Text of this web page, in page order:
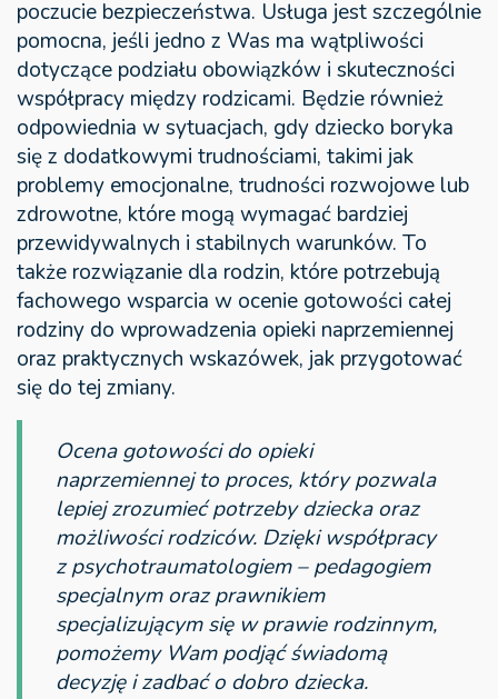
poczucie bezpieczeństwa. Usługa jest szczególnie
pomocna, jeśli jedno z Was ma wątpliwości
dotyczące podziału obowiązków i skuteczności
współpracy między rodzicami. Będzie również
odpowiednia w sytuacjach, gdy dziecko boryka
się z dodatkowymi trudnościami, takimi jak
problemy emocjonalne, trudności rozwojowe lub
zdrowotne, które mogą wymagać bardziej
przewidywalnych i stabilnych warunków. To
także rozwiązanie dla rodzin, które potrzebują
fachowego wsparcia w ocenie gotowości całej
rodziny do wprowadzenia opieki naprzemiennej
oraz praktycznych wskazówek, jak przygotować
się do tej zmiany.
Ocena gotowości do opieki
naprzemiennej to proces, który pozwala
lepiej zrozumieć potrzeby dziecka oraz
możliwości rodziców. Dzięki współpracy
z psychotraumatologiem – pedagogiem
specjalnym oraz prawnikiem
specjalizującym się w prawie rodzinnym,
pomożemy Wam podjąć świadomą
decyzję i zadbać o dobro dziecka.